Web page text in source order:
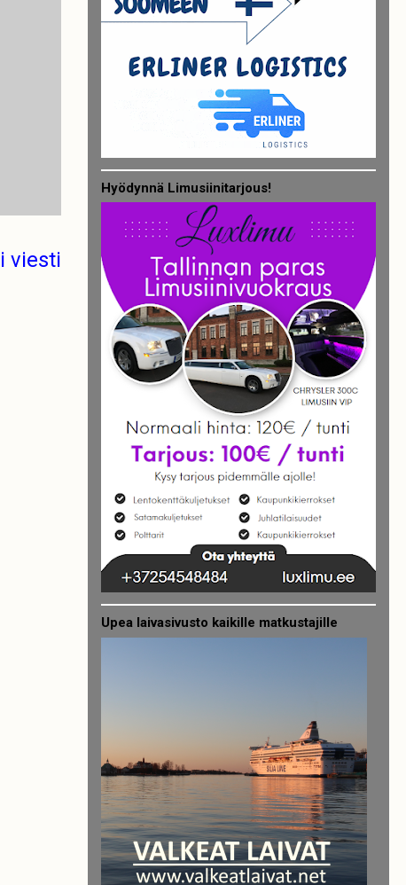
viesti
Hyödynnä Limusiinitarjous!
Upea laivasivusto kaikille matkustajille